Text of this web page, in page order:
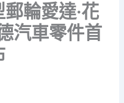
輪愛達·花
汽車零件首